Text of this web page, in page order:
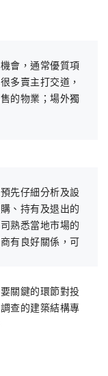
會，通常優質項
多賣主打交道，
的物業；場外獨
先仔細分析及設
、持有及退出的
熟悉當地市場的
有良好關係，可
關鍵的環節對投
查的建築結構專